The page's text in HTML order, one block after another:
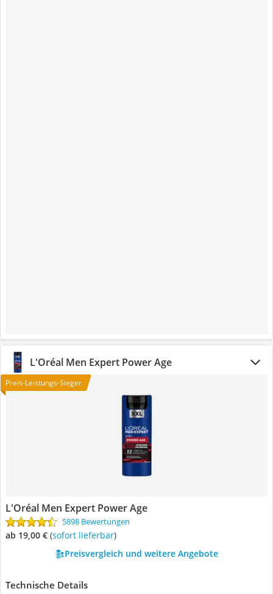
L'Oréal Men Expert Power Age
Preis-Leistungs-Sieger
L'Oréal Men Expert Power Age
5898 Bewertungen
ab 19,00 € ( Sofort lieferbar)
Preisvergleich und weitere Angebote
Technische Details